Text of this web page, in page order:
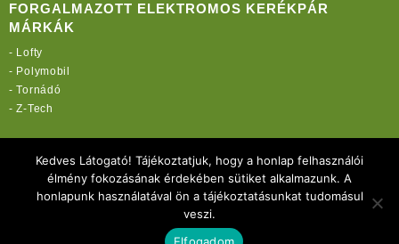
FORGALMAZOTT ELEKTROMOS KERÉKPÁR
MÁRKÁK
- Lofty
- Polymobil
-Tornádó
-Z-Tech
rekordmobil.hu
rekordmotor.hu
elektromos-kerekparbolt.hu
Kedves Látogató! Tájékoztatjuk, hogy a honlap felhasználói
élmény fokozásának érdekében sütiket alkalmazunk. A
honlapunk használatával ön a tájékoztatásunkat tudomásul
veszi.
Elfogadom